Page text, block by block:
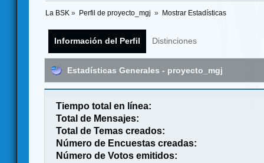
La BSK » Perfil de proyecto_mgj » Mostrar Estadísticas
Información del Perfil Distinciones
Estadísticas Generales - proyecto_mgj
Tiempo total en línea:
Total de Mensajes:
Total de Temas creados:
Número de Encuestas creadas:
Número de Votos emitidos: